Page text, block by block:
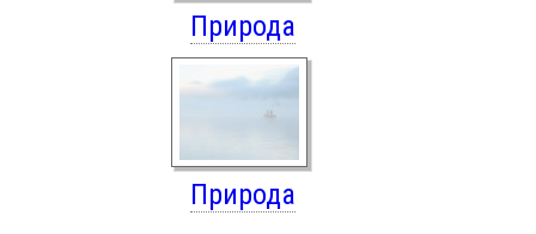
Природа
Природа